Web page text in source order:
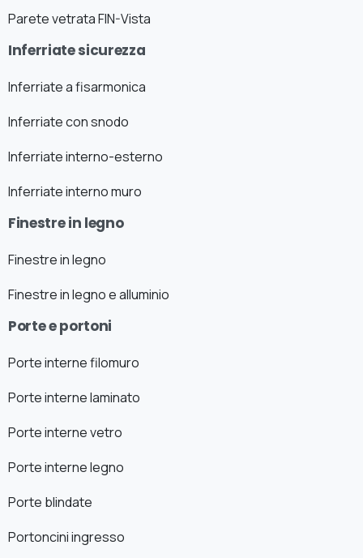
Parete vetrata FIN-Vista
Inferriate sicurezza
Inferriate a fisarmonica
Inferriate con snodo
Inferriate interno-esterno
Inferriate interno muro
Finestre in legno
Finestre in legno
Finestre in legno e alluminio
Porte e portoni
Porte interne filomuro
Porte interne laminato
Porte interne vetro
Porte interne legno
Porte blindate
Portoncini ingresso